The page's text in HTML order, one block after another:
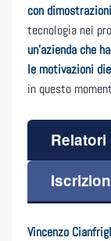
con
tecnologia nei
un’azienda che
le motivazioni
in questo
Relatori
Vincenzo